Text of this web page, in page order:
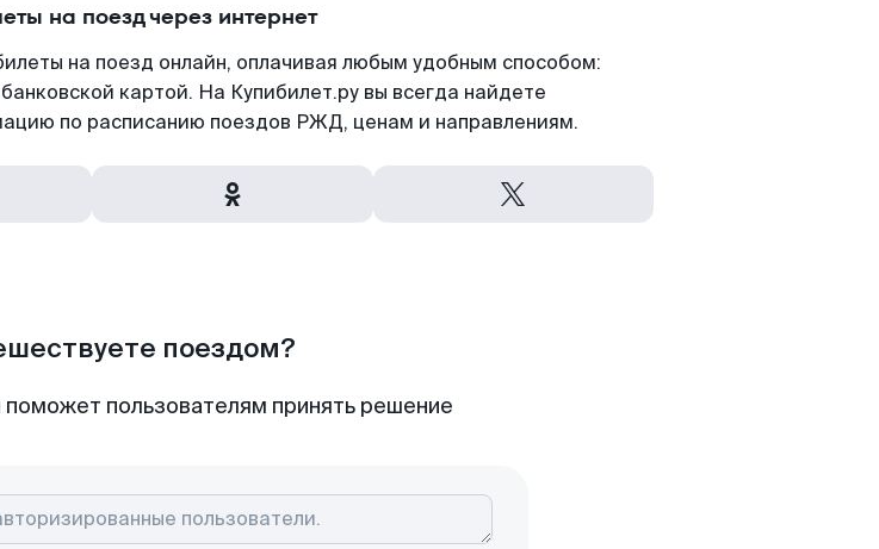
на поезд через интернет
на поезд онлайн, оплачивая любым удобным способом:
картой. На Купибилет.ру вы всегда найдете
по расписанию поездов РЖД, ценам и направлениям.
поездом?
пользователям принять решение